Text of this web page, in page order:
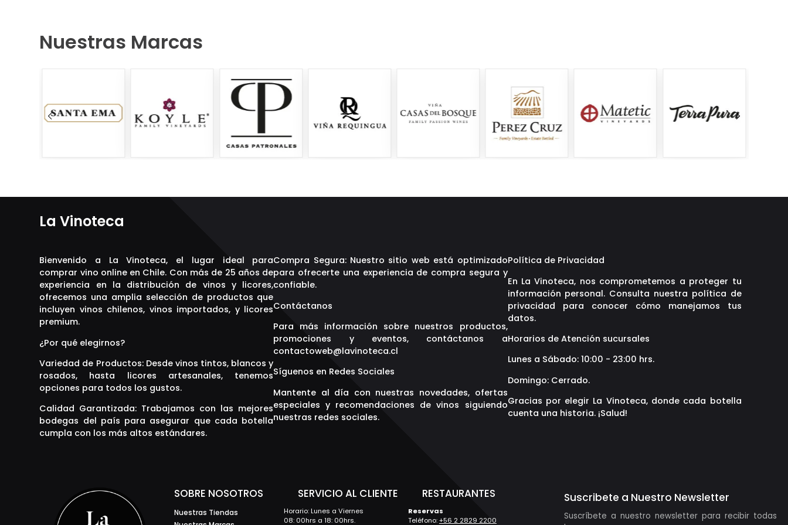
Nuestras Marcas
La Vinoteca
Bienvenido a La Vinoteca, el lugar ideal para
comprar vino online en Chile. Con más de 25 años de
experiencia en la distribución de vinos y licores,
ofrecemos una amplia selección de productos que
incluyen vinos chilenos, vinos importados, y licores
premium.
¿Por qué elegirnos?
Variedad de Productos: Desde vinos tintos, blancos y
rosados, hasta licores artesanales, tenemos
opciones para todos los gustos.
Calidad Garantizada: Trabajamos con las mejores
bodegas del país para asegurar que cada botella
cumpla con los más altos estándares.
Compra Segura: Nuestro sitio web está optimizado
para ofrecerte una experiencia de compra segura y
confiable.
Contáctanos
Para más información sobre nuestros productos,
promociones y eventos, contáctanos a
contactoweb@lavinoteca.cl
Síguenos en Redes Sociales
Mantente al día con nuestras novedades, ofertas
especiales y recomendaciones de vinos siguiendo
nuestras redes sociales.
Política de Privacidad
En La Vinoteca, nos comprometemos a proteger tu
información personal. Consulta nuestra política de
privacidad para conocer cómo manejamos tus
datos.
Horarios de Atención sucursales
Lunes a Sábado: 10:00 - 23:00 hrs.
Domingo: Cerrado.
Gracias por elegir La Vinoteca, donde cada botella
cuenta una historia. ¡Salud!
SOBRE NOSOTROS
Nuestras Tiendas
SERVICIO AL CLIENTE
Horario: Lunes a Viernes
08: 00hrs a 18: 00hrs.
RESTAURANTES
Reservas
Teléfono:+56 2 2829 2200
Suscribete a Nuestro Newsletter
Suscríbete a nuestro newsletter para recibir todas